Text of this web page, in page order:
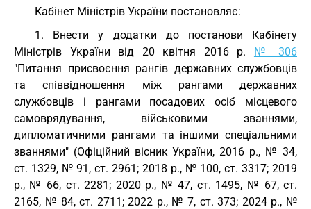
Кабінет Міністрів України постановляє:
1. Внести у додатки до постанови Кабінету
Міністрів України від 20 квітня 2016 р. № 306
"Питання присвоєння рангів державних службовців
та співвідношення між рангами державних
службовців і рангами посадових осіб місцевого
самоврядування, військовими званнями,
дипломатичними рангами та іншими спеціальними
званнями" (Офіційний вісник України, 2016 р., № 34,
ст. 1329, № 91, ст. 2961; 2018 р., № 100, ст. 3317; 2019
р., № 66, ст. 2281; 2020 р., № 47, ст. 1495, № 67, ст.
2165, № 84, ст. 2711; 2022 р., № 7, ст. 373; 2024 р., №